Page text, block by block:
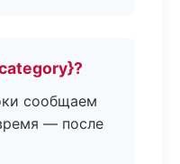
сообщаем
— после